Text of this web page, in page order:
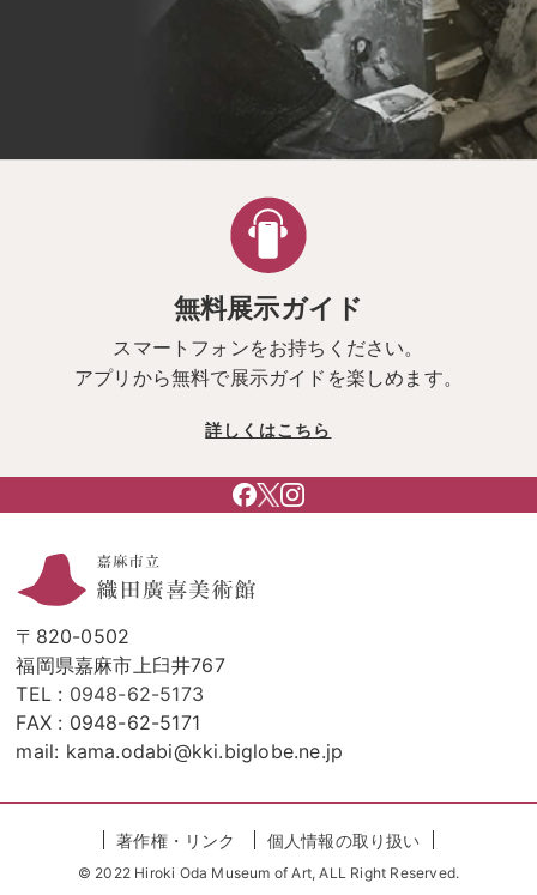
無料展示ガイド
スマートフォンをお持ちください。
アプリから無料で展示ガイドを楽しめます。
詳しくはこちら
〒820-0502
福岡県嘉麻市上臼井767
TEL : 0948-62-5173
FAX : 0948-62-5171
mail: kama.odabi@kki.biglobe.ne.jp
著作権・リンク 個人情報の取り扱い
© 2022 Hiroki Oda Museum of Art, ALL Right Reserved.